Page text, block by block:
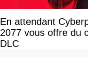
En attendant
2077 vous offre du
DLC